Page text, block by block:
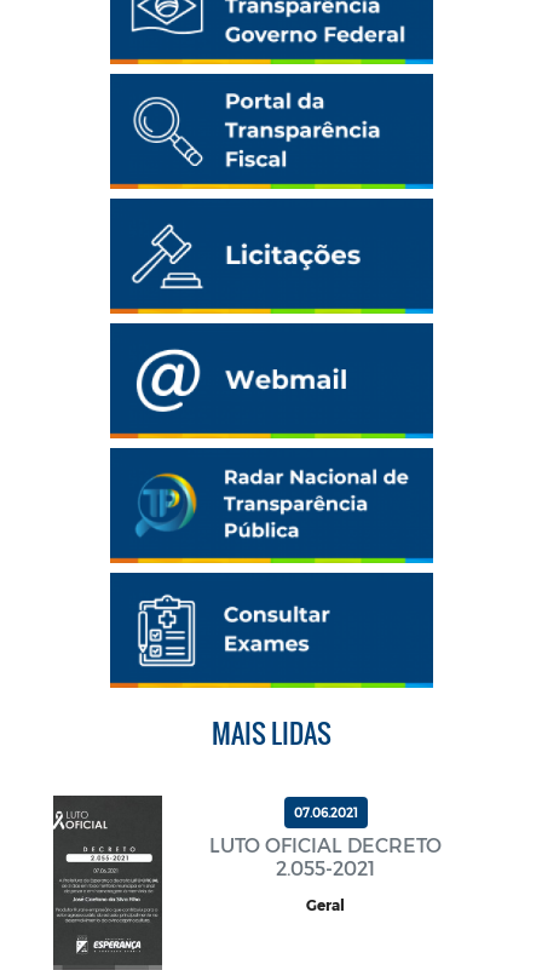
MAIS LIDAS
07.06.2021
LUTO OFICIAL DECRETO
2.055-2021
Geral